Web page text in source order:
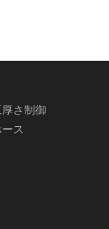
さ制御
ス